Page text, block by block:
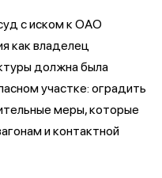
с иском к ОАО
как владелец
должна была
участке: оградить
меры, которые
и контактной